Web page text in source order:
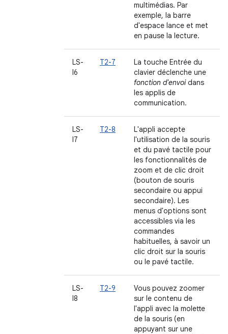
multimédias. Par
exemple, la barre
d'espace lance et met
en pause la lecture.
LS-
I6
T2-7
La touche Entrée du
clavier déclenche une
fonction d'envoidans
les applis de
communication.
LS-
I7
T2-8
L'appli accepte
l'utilisation de la souris
et du pavé tactile pour
les fonctionnalités de
zoom et de clic droit
(bouton de souris
secondaire ou appui
secondaire). Les
menus d'options sont
accessibles via les
commandes
habituelles, à savoir un
clic droit sur la souris
ou le pavé tactile.
LS-
I8
T2-9
Vous pouvez zoomer
sur le contenu de
l'appli avec la molette
de la souris (en
appuyant sur une